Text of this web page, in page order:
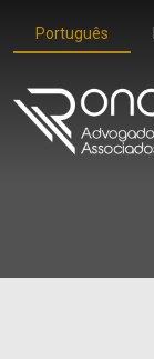
Português